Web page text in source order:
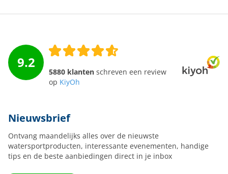
9.2
5880 klanten schreven een review
op KiyOh
Nieuwsbrief
Ontvang maandelijks alles over de nieuwste
watersportproducten, interessante evenementen, handige
tips en de beste aanbiedingen direct in je inbox